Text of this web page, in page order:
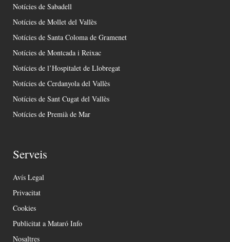
Notícies de Sabadell
Notícies de Mollet del Vallès
Notícies de Santa Coloma de Gramenet
Notícies de Montcada i Reixac
Notícies de l’Hospitalet de Llobregat
Notícies de Cerdanyola del Vallès
Notícies de Sant Cugat del Vallès
Notícies de Premià de Mar
Serveis
Avís Legal
Privacitat
Cookies
Publicitat a Mataró Info
Nosaltres